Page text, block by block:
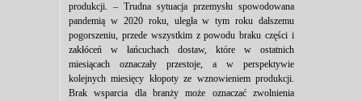
produkcji. – Trudna sytuacja przemysłu spowodowana
pandemią w 2020 roku, uległa w tym roku dalszemu
pogorszeniu, przede wszystkim z powodu braku części i
zakłóceń w łańcuchach dostaw, które w ostatnich
miesiącach oznaczały przestoje, a w perspektywie
kolejnych miesięcy kłopoty ze wznowieniem produkcji.
Brak wsparcia dla branży może oznaczać zwolnienia